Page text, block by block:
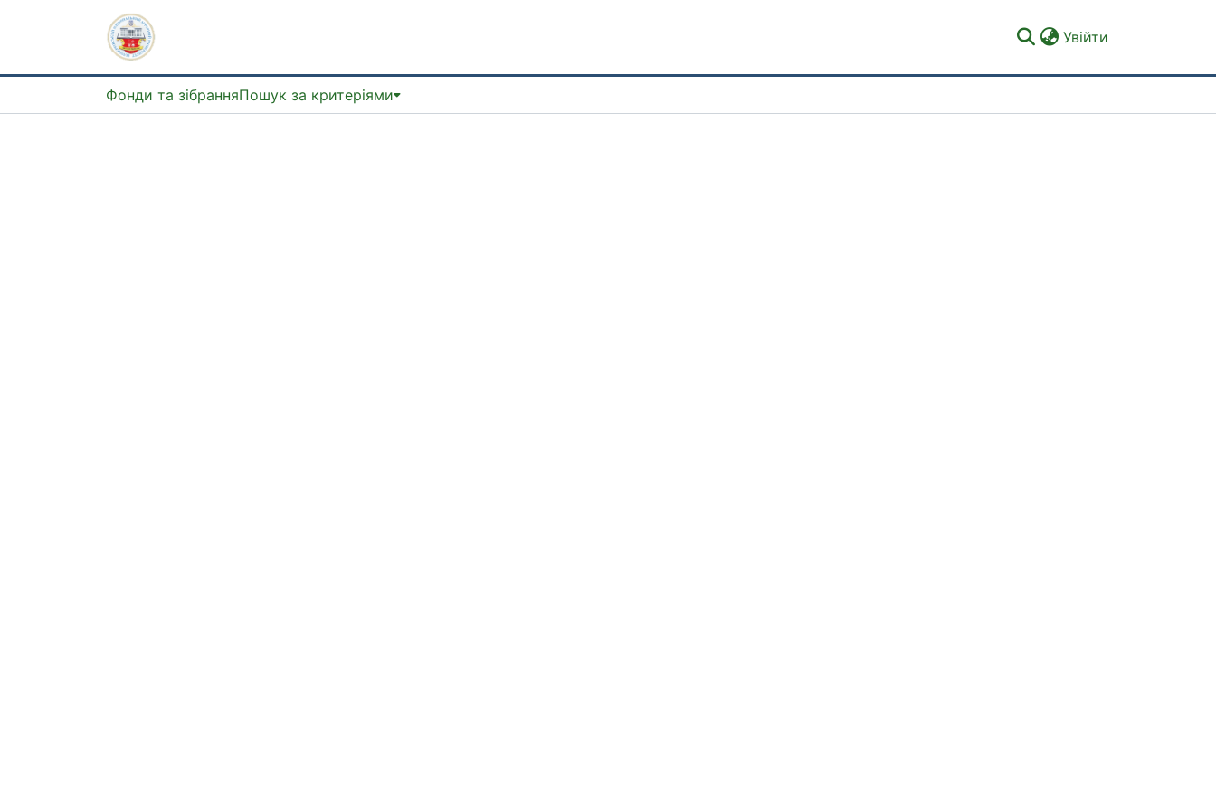
Увійти
Фонди та зібранняПошук за критеріями